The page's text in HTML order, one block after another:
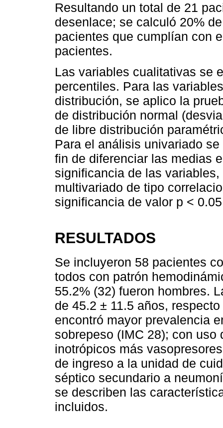
Resultando un total de 21
desenlace; se calculó 20%
pacientes que cumplían con
pacientes.
Las variables cualitativas se
percentiles. Para las
distribución, se aplico la
de distribución normal
de libre distribución
Para el análisis univariado
fin de diferenciar las medias
significancia de las
multivariado de tipo
significancia de valor p <
RESULTADOS
Se incluyeron 58 pacientes
todos con patrón
55.2% (32) fueron hombres.
de 45.2 ± 11.5 años,
encontró mayor prevalencia
sobrepeso (IMC 28); con uso
inotrópicos más
de ingreso a la unidad de
séptico secundario a
se describen las
incluidos.